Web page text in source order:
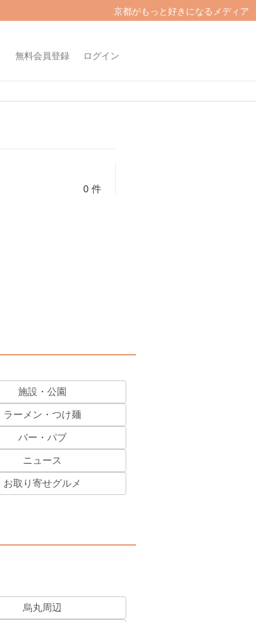
京都がもっと好きになるメディア
無料会員登録 ログイン
0 件
施設・公園
ラーメン・つけ麺
バー・パブ
ニュース
お取り寄せグルメ
烏丸周辺